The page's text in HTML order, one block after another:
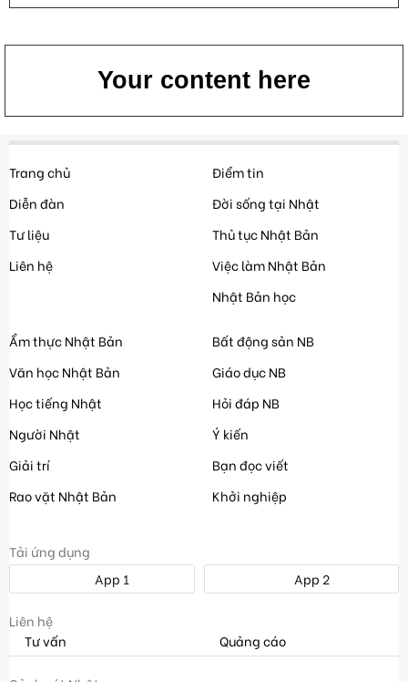
Your content here
Trang chủ
Diễn đàn
Tư liệu
Liên hệ
Điểm tin
Đời sống tại Nhật
Thủ tục Nhật Bản
Việc làm Nhật Bản
Nhật Bản học
Ẩm thực Nhật Bản
Văn học Nhật Bản
Học tiếng Nhật
Người Nhật
Giải trí
Rao vặt Nhật Bản
Bất động sản NB
Giáo dục NB
Hỏi đáp NB
Ý kiến
Bạn đọc viết
Khởi nghiệp
Tải ứng dụng
App 1
App 2
Liên hệ
Tư vấn
Quảng cáo